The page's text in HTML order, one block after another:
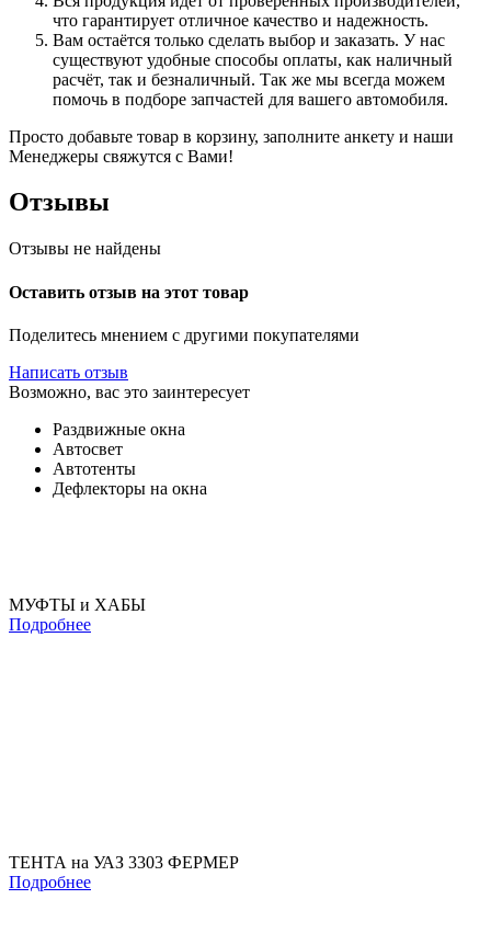
что гарантирует отличное качество и надежность.
Вам остаётся только сделать выбор и заказать. У нас
существуют удобные способы оплаты, как наличный
расчёт, так и безналичный. Так же мы всегда можем
помочь в подборе запчастей для вашего автомобиля.
Просто добавьте товар в корзину, заполните анкету и наши
Менеджеры свяжутся с Вами!
Отзывы
Отзывы не найдены
Оставить отзыв на этот товар
Поделитесь мнением с другими покупателями
Написать отзыв
Возможно, вас это заинтересует
Раздвижные окна
Автосвет
Автотенты
Дефлекторы на окна
МУФТЫ и ХАБЫ
Подробнее
ТЕНТА на УАЗ 3303 ФЕРМЕР
Подробнее